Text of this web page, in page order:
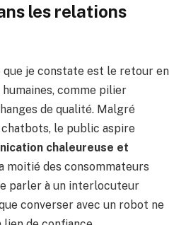
les relations
que je constate est le retour en
comme pilier
de qualité. Malgré
le public aspire
chaleureuse et
moitié des consommateurs
parler à un interlocuteur
converser avec un robot ne